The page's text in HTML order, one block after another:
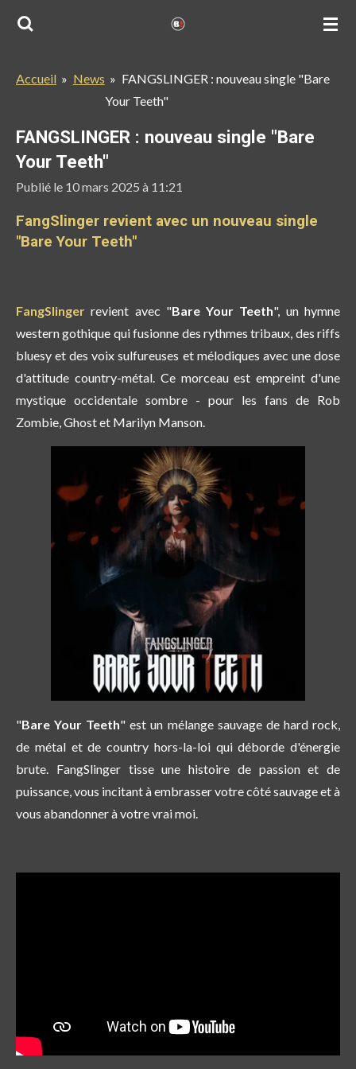
Passer
principal
Accueil » News » FANGSLINGER : nouveau single "Bare
Your Teeth"
FANGSLINGER : nouveau single "Bare
Your Teeth"
Publié le 10 mars 2025 à 11:21
FangSlinger revient avec un nouveau single
"Bare Your Teeth"
FangSlinger revient avec "Bare Your Teeth", un hymne
western gothique qui fusionne des rythmes tribaux, des riffs
bluesy et des voix sulfureuses et mélodiques avec une dose
d'attitude country-métal. Ce morceau est empreint d'une
mystique occidentale sombre - pour les fans de Rob
Zombie, Ghost et Marilyn Manson.
"Bare Your Teeth" est un mélange sauvage de hard rock,
de métal et de country hors-la-loi qui déborde d'énergie
brute. FangSlinger tisse une histoire de passion et de
puissance, vous incitant à embrasser votre côté sauvage et à
vous abandonner à votre vrai moi.